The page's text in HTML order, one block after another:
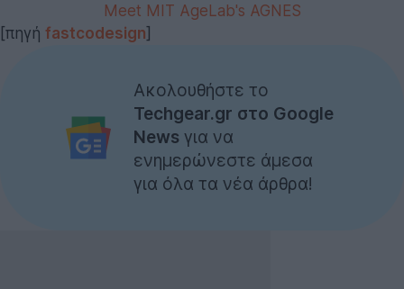
Meet MIT AgeLab's AGNES
[πηγή fastcodesign]
Ακολουθήστε το
Techgear.gr στο Google
News για να
ενημερώνεστε άμεσα
για όλα τα νέα άρθρα!